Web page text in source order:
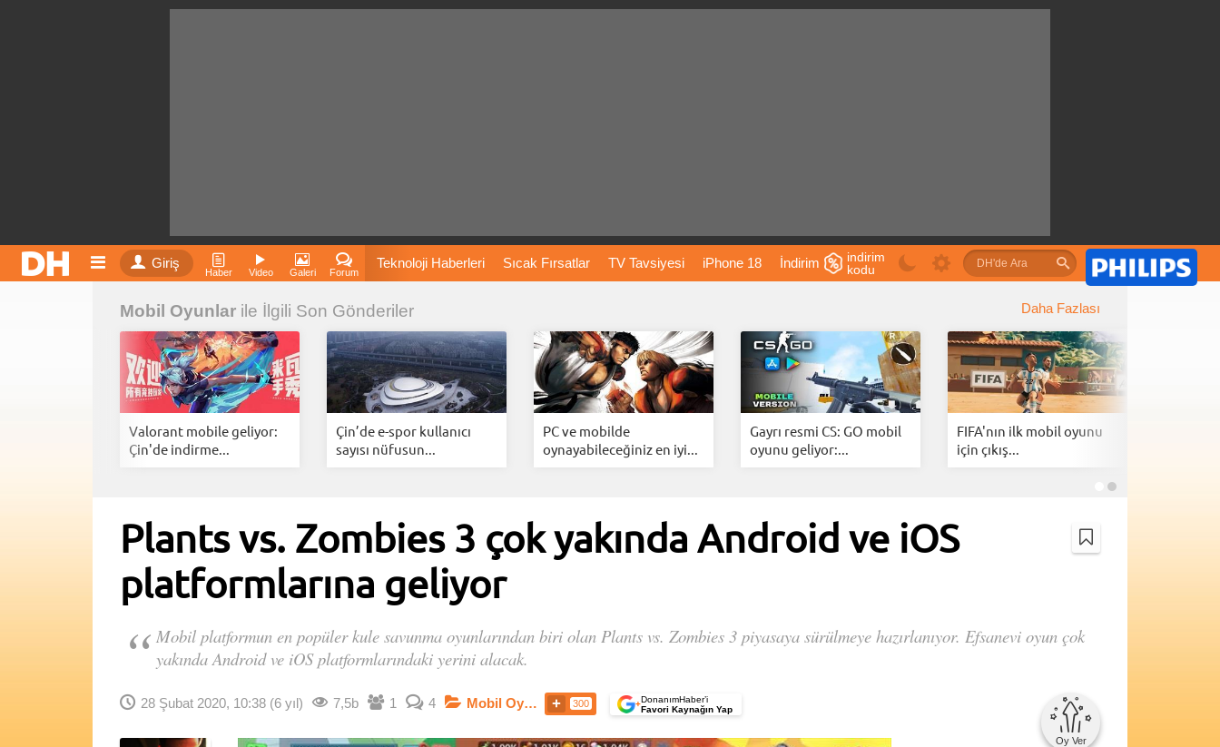
Giriş
Haber Video Galeri Forum
Teknoloji Haberleri Sıcak Fırsatlar TV Tavsiyesi iPhone 18 İndirim
Film Önerileri
Fiyatları Vizyondaki Filmler Bitcoin Dizi Önerileri Telefon Önerileri
İnstagram Dondurma İnstagram Çöktü Mü
indirim
kodu
Mobil Oyunlar ile İlgili Son Gönderiler Daha Fazlası
Valorant mobile geliyor:
Çin'de indirme...
Çin’de e-spor kullanıcı
sayısı nüfusun...
PC ve mobilde
oynayabileceğiniz en iyi...
Gayrı resmi CS: GO mobil
oyunu geliyor:...
FIFA'nın ilk mobil oyunu
için çıkış...
Plants vs. Zombies 3 çok yakında Android ve iOS
platformlarına geliyor
Mobil platformun en popüler kule savunma oyunlarından biri olan Plants vs. Zombies 3 piyasaya sürülmeye hazırlanıyor. Efsanevi oyun çok
yakında Android ve iOS platformlarındaki yerini alacak.
28 Şubat 2020, 10:38 (6 yıl) 7,5b 1 4 Mobil Oyunlar 300 +DonanımHaber’i
Favori Kaynağın Yap
Oy Ver